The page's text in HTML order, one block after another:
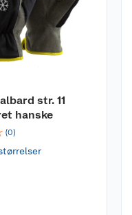
str. 11
hanske
(0)